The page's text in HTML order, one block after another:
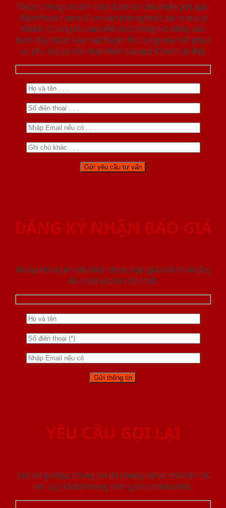
Nhập thông tin để nhận được tư vấn miễn phí qua
điện thoại / email/ tại văn phòng hoặc tại nhà quý
khách. Chúng tôi cam kết mọi thông tin nhập vào
dưới đây được bảo mật tuyệt đối cũng như chỉ phục
vụ yêu cầu tư vấn duy nhất của quý khách tại đây.
ĐĂNG KÝ NHẬN BÁO GIÁ
Nhập thông tin để nhận được báo giá mới nhât đầy
đủ nhất và chi tiết nhất.
YÊU CẦU GỌI LẠI
Vui lòng nhập thông tin để chúng tôi có thể liên hệ
với quý khách trong thời gian nhanh nhất.